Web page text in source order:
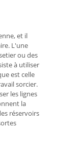
et il
L'une
ou des
à utiliser
est celle
sorcier.
les lignes
la
réservoirs